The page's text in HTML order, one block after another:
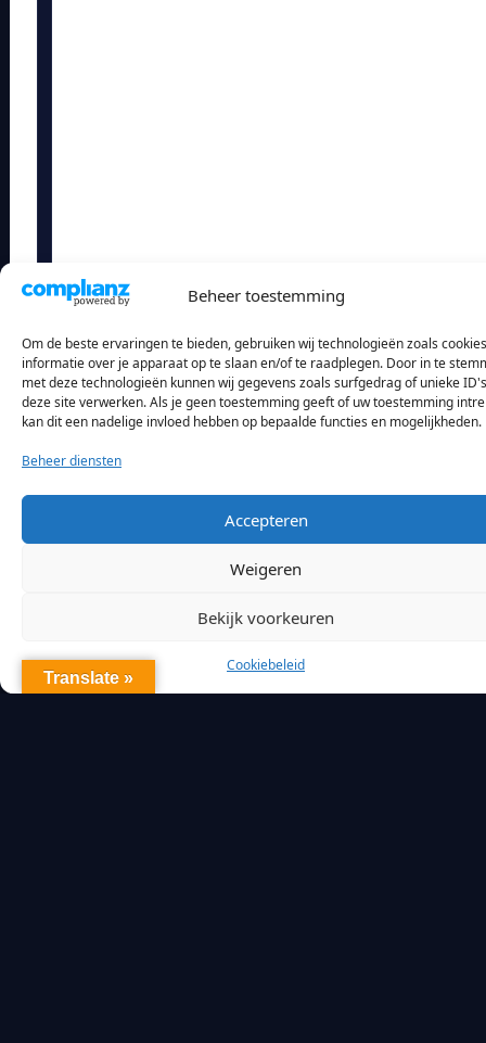
Beheer toestemming
Om de beste ervaringen te bieden, gebruiken wij technologieën zoals
informatie over je apparaat op te slaan en/of te raadplegen. Door in te
met deze technologieën kunnen wij gegevens zoals surfgedrag of unieke
deze site verwerken. Als je geen toestemming geeft of uw toestemming
kan dit een nadelige invloed hebben op bepaalde functies en mogelijkheden.
Beheer diensten
Accepteren
Weigeren
Bekijk voorkeuren
Cookiebeleid
Translate »